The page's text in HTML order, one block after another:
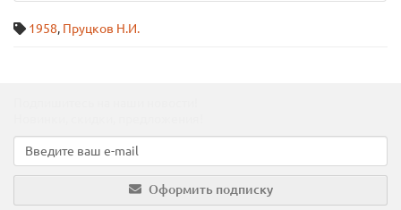
1958, Пруцков Н.И.
Оформить подписку